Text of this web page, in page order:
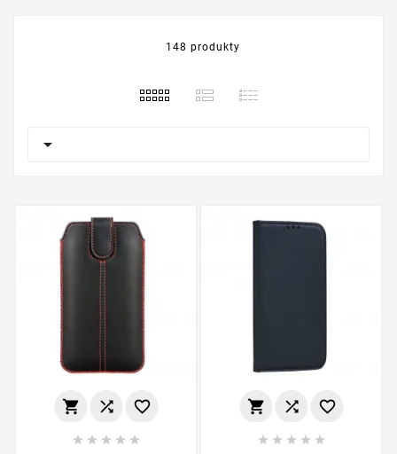
148 produkty

  
    
  
    